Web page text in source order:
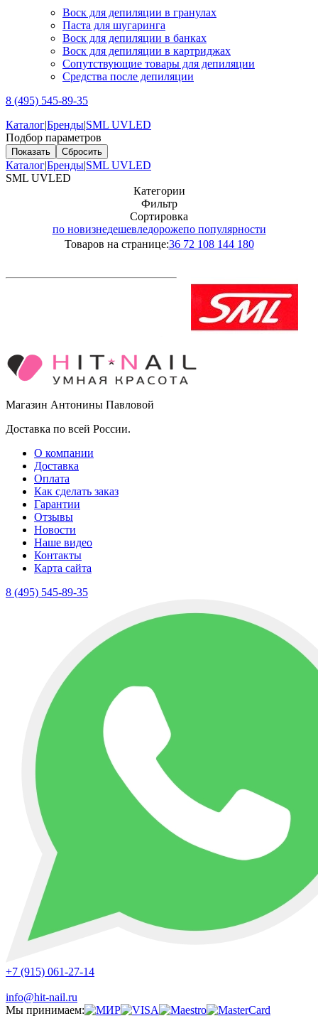
Воск для депиляции в гранулах
Паста для шугаринга
Воск для депиляции в банках
Воск для депиляции в картриджах
Сопутствующие товары для депиляции
Средства после депиляции
8 (495) 545-89-35
Каталог|Бренды|SML UVLED
Подбор параметров
Каталог|Бренды|SML UVLED
SML UVLED
Категории
Фильтр
Сортировка
по новизнедешевледорожепо популярности
Товаров на странице:36 72 108 144 180
Магазин Антонины Павловой
Доставка по всей России.
О компании
Доставка
Оплата
Как сделать заказ
Гарантии
Отзывы
Новости
Наше видео
Контакты
Карта сайта
8 (495) 545-89-35
+7 (915) 061-27-14
info@hit-nail.ru
Мы принимаем: